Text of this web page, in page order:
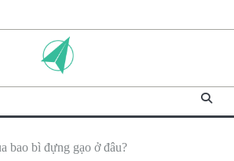
bao bì đựng gạo ở đâu?